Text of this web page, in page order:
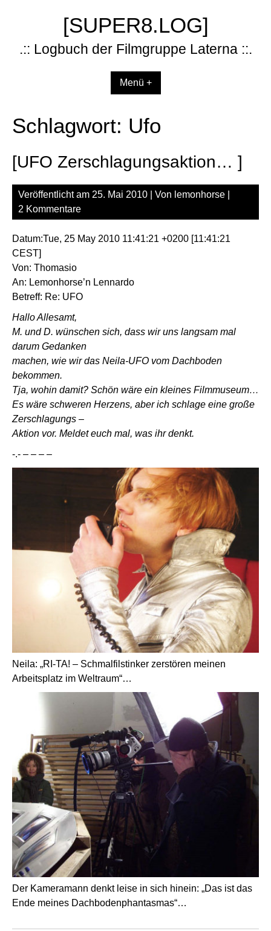
[SUPER8.LOG]
.:: Logbuch der Filmgruppe Laterna ::.
Menü +
Schlagwort: Ufo
[UFO Zerschlagungsaktion… ]
Veröffentlicht am 25. Mai 2010 | Von lemonhorse
2 Kommentare
Datum:Tue, 25 May 2010 11:41:21 +0200 [11:41:21
CEST]
Von: Thomasio
An: Lemonhorse’n Lennardo
Betreff: Re: UFO
Hallo Allesamt,
M. und D. wünschen sich, dass wir uns langsam mal
darum Gedanken
machen, wie wir das Neila-UFO vom Dachboden
bekommen.
Tja, wohin damit? Schön wäre ein kleines Filmmuseum…
Es wäre schweren Herzens, aber ich schlage eine große
Zerschlagungs –
Aktion vor. Meldet euch mal, was ihr denkt.
-.- – – – –
Neila: „RI-TA! – Schmalfilstinker zerstören meinen
Arbeitsplatz im Weltraum“…
Der Kameramann denkt leise in sich hinein: „Das ist das
Ende meines Dachbodenphantasmas“…